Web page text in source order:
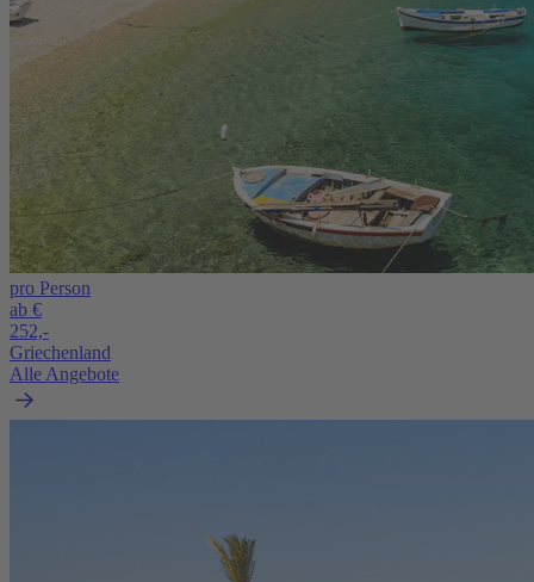
pro Person
ab €
252,-
Griechenland
Alle Angebote